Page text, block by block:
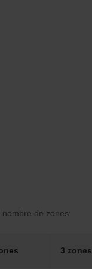
de zones:
3 zones